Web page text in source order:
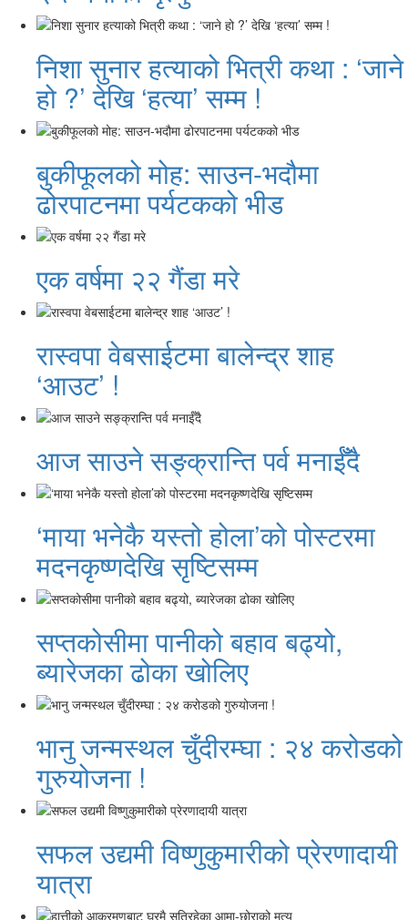
निशा सुनार हत्याको भित्री कथा : ‘जाने
हो ?’ देखि ‘हत्या’ सम्म !
बुकीफूलको मोह: साउन-भदौमा
ढोरपाटनमा पर्यटकको भीड
एक वर्षमा २२ गैंडा मरे
रास्वपा वेबसाईटमा बालेन्द्र शाह
‘आउट’ !
आज साउने सङ्क्रान्ति पर्व मनाईँदै
‘माया भनेकै यस्तो होला’को पोस्टरमा
मदनकृष्णदेखि सृष्टिसम्म
सप्तकोसीमा पानीको बहाव बढ्यो,
ब्यारेजका ढोका खोलिए
भानु जन्मस्थल चुँदीरम्घा : २४ करोडको
गुरुयोजना !
सफल उद्यमी विष्णुकुमारीको प्रेरणादायी
यात्रा